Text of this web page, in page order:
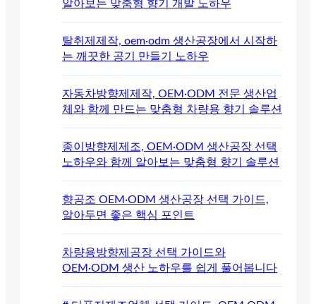
알아보는 맞춤형 향기 개발 노하우
탈취제제작, oem·odm 생산공장에서 시작하
는 깨끗한 공기 만들기 노하우
자동차방향제제작, OEM·ODM 전문 생산업
체와 함께 만드는 맞춤형 차량용 향기 솔루션
종이방향제제조, OEM·ODM 생산공장 선택
노하우와 함께 알아보는 맞춤형 향기 솔루션
향공조 OEM·ODM 생산공장 선택 가이드,
알아두면 좋은 핵심 포인트
차량용방향제공장 선택 가이드와
OEM·ODM 생산 노하우를 쉽게 풀어봅니다